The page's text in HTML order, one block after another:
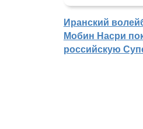
Иранский
Мобин Насри
российскую